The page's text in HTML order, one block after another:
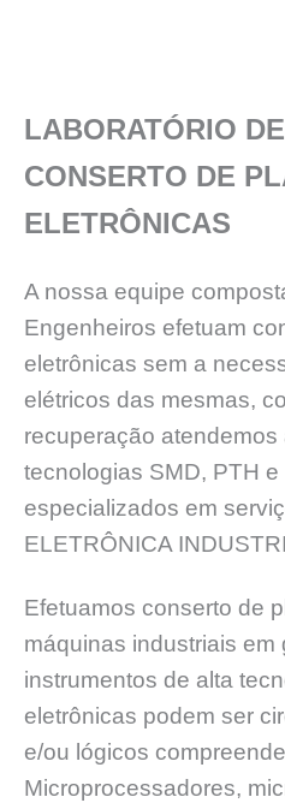
LABORATÓRIO
CONSERTO DE
ELETRÔNICAS
A nossa equipe
Engenheiros efetuam
eletrônicas sem a
elétricos das mesmas,
recuperação atendemos
tecnologias SMD, PTH e
especializados em
ELETRÔNICA
Efetuamos conserto de
máquinas industriais em
instrumentos de alta
eletrônicas podem ser
e/ou lógicos
Microprocessadores,